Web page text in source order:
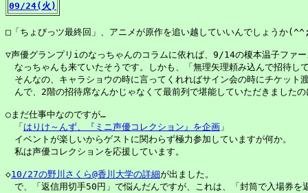
09/24(火)
□「ちょびっツ最終回」、アニメが原作を追い越していいんでしょうか
▽声優グランプリiのなっちゃんのコラムに依れば、9/14の榎本温子ファ
なっちゃんも来ていたそうです。しかも、「無理矢理頼み込んで招待し
そんなの、キャラショウの時に言ってくれればサイン会の時にチケット
んで、2階の招待席なんかじゃなくて最前列で堪能していただきましたの
○まだ仕事中なのですが…
「 はりけ～んず、『ミニ声優コレクション』を企画 」
イベントが楽しいからゲストに関わらず極力参加していますが何か。
私は声優コレクションを応援しています。
◇10/27の野川さくら@香川大学の詳細が出ました。
で、「返信用切手50円」で悩んだんですが、これは、「封筒で入場券を